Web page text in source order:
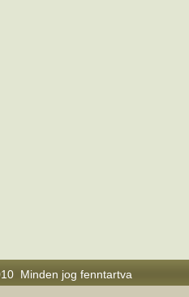
Minden jog fenntartva